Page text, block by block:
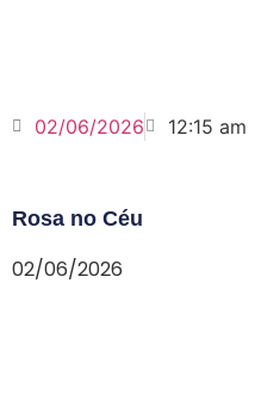
02/06/2026 12:15 am
Rosa no Céu
02/06/2026